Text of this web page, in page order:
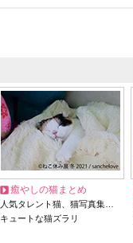
癒やしの猫まとめ
人気タレント猫、猫写真集…
キュートな猫ズラリ